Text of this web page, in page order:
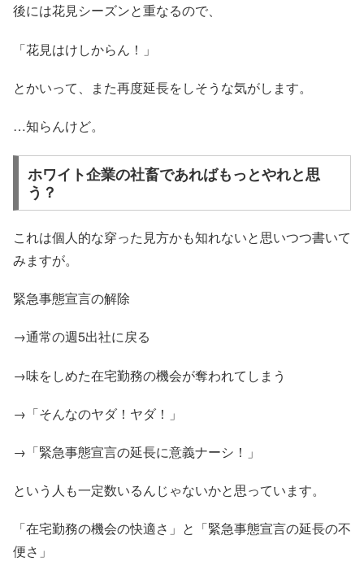
後には花見シーズンと重なるので、
「花見はけしからん！」
とかいって、また再度延長をしそうな気がします。
…知らんけど。
ホワイト企業の社畜であればもっとやれと思
う？
これは個人的な穿った見方かも知れないと思いつつ書いて
みますが。
緊急事態宣言の解除
→通常の週5出社に戻る
→味をしめた在宅勤務の機会が奪われてしまう
→「そんなのヤダ！ヤダ！」
→「緊急事態宣言の延長に意義ナーシ！」
という人も一定数いるんじゃないかと思っています。
「在宅勤務の機会の快適さ」と「緊急事態宣言の延長の不
便さ」